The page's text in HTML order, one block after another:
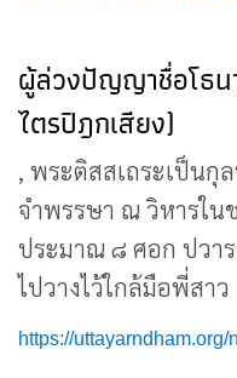
ผู้ล่วงปัญญาชื่อโธน
ไตรปิฎกเสียง)
, พระติสสเถระเป็นกุ
จำพรรษา ณ วิหารใน
ประมาณ ๘ ศอก ปวา
ไปวางไว้ใกล้มือพี่สาว
https://uttayarndham.org/